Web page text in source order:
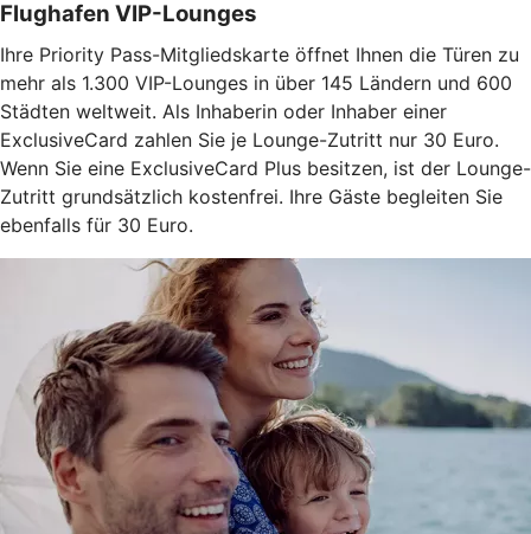
Flughafen VIP-Lounges
Ihre Priority Pass-Mitgliedskarte öffnet Ihnen die Türen zu
mehr als 1.300 VIP-Lounges in über 145 Ländern und 600
Städten weltweit. Als Inhaberin oder Inhaber einer
ExclusiveCard zahlen Sie je Lounge-Zutritt nur 30 Euro.
Wenn Sie eine ExclusiveCard Plus besitzen, ist der Lounge-
Zutritt grundsätzlich kostenfrei. Ihre Gäste begleiten Sie
ebenfalls für 30 Euro.